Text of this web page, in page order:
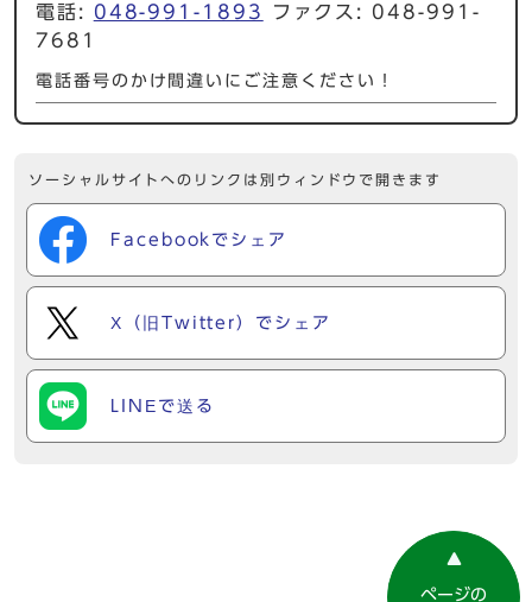
電話: 048-991-1893
ファクス: 048-991-
7681
電話番号のかけ間違いにご注意ください！
ソーシャルサイトへのリンクは別ウィンドウで開きます
Facebookでシェア
X（旧Twitter）でシェア
LINEで送る
ページの